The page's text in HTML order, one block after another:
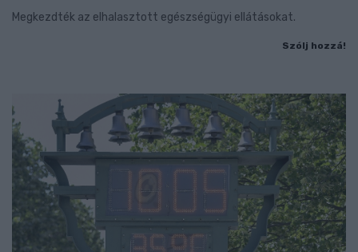
Megkezdték az elhalasztott egészségügyi ellátásokat.
Szólj hozzá!